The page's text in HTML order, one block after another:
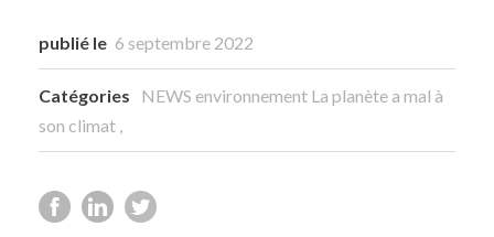
publié le 6 septembre 2022
Catégories NEWS environnement La planète a mal à
son climat ,